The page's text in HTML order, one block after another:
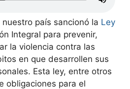
país sancionó la Ley
Integral para prevenir,
la violencia contra las
en que desarrollen sus
Esta ley, entre otros
obligaciones para el